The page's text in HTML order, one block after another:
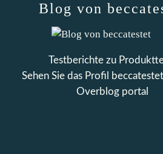
Blog von
Testberichte zu
Sehen Sie das Profil
beccatestet
Overblog portal